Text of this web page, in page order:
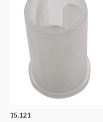
15.121